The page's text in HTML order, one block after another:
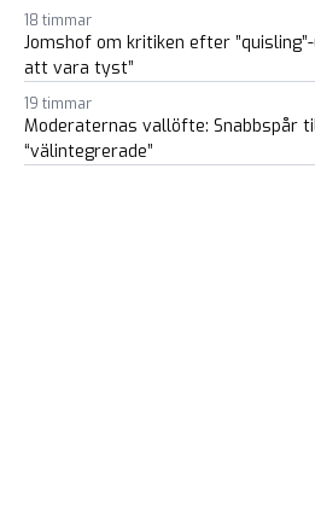
18 timmar
Jomshof om kritiken efter
att vara tyst”
19 timmar
Moderaternas vallöfte: Snabbspår
“välintegrerade”